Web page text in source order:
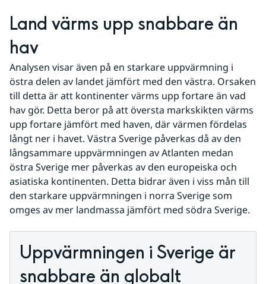
Land värms upp snabbare än
hav
Analysen visar även på en starkare uppvärmning i
östra delen av landet jämfört med den västra. Orsaken
till detta är att kontinenter värms upp fortare än vad
hav gör. Detta beror på att översta markskikten värms
upp fortare jämfört med haven, där värmen fördelas
långt ner i havet. Västra Sverige påverkas då av den
långsammare uppvärmningen av Atlanten medan
östra Sverige mer påverkas av den europeiska och
asiatiska kontinenten. Detta bidrar även i viss mån till
den starkare uppvärmningen i norra Sverige som
omges av mer landmassa jämfört med södra Sverige.
Uppvärmningen i Sverige är
snabbare än globalt